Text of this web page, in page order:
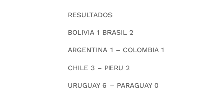
RESULTADOS
BOLIVIA 1 BRASIL 2
ARGENTINA 1 – COLOMBIA 1
CHILE 3 – PERU 2
URUGUAY 6 – PARAGUAY 0